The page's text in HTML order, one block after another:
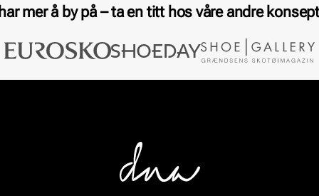
mer å by på – ta en titt hos våre andre